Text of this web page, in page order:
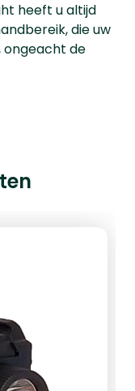
heeft u altijd
die uw
ongeacht de